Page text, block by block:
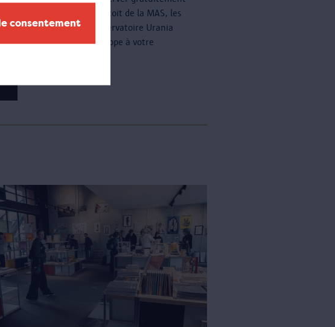
consentement
les étoiles sur le toit de la MAS, les
jeudis soir. L'observatoire Urania
mettra un télescope à votre